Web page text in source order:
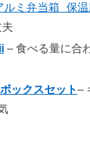
ミ弁当箱 保
– 食べる量に合
ックスセット–